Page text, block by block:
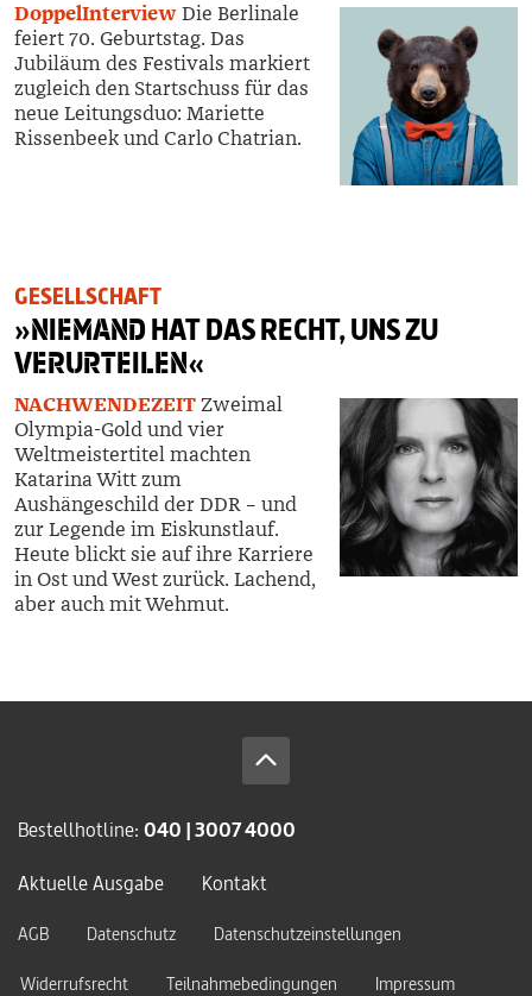
DoppelInterviewDie Berlinale
feiert70. Geburtstag. Das
Jubiläumdes Festivals markiert
zugleich den Startschuss für das
neue Leitungsduo: Mariette
Rissenbeekund Carlo Chatrian.
GESELLSCHAFT
»NIEMANDHAT DAS RECHT, UNS ZU
VERURTEILEN«
NACHWENDEZEITZweimal
Olympia-Gold und vier
Weltmeistertitel machten
Katarina Witt zum
Aushängeschild der DDR – und
zur Legende im Eiskunstlauf.
Heute blickt sie auf ihre Karriere
in Ost und West zurück. Lachend,
aber auch mit Wehmut.
Bestellhotline: 040 | 3007 4000
Aktuelle Ausgabe
Kontakt
AGB Datenschutz
Datenschutzeinstellungen
Widerrufsrecht
Teilnahmebedingungen Impressum